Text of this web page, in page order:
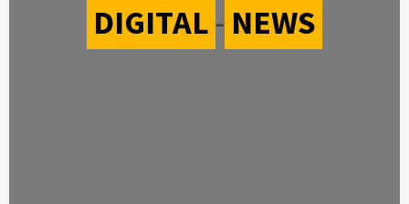
DIGITAL - NEWS